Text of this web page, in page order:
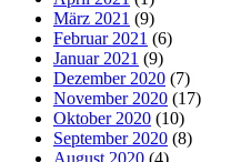
März 2021 (9)
Februar 2021 (6)
Januar 2021 (9)
Dezember 2020 (7)
November 2020 (17)
Oktober 2020 (10)
September 2020 (8)
August 2020 (4)